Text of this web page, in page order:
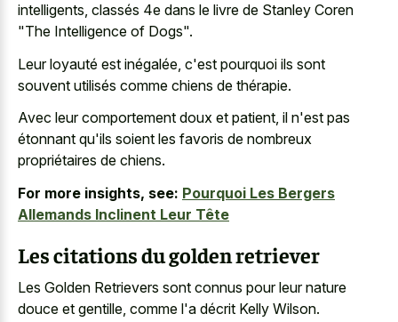
intelligents, classés 4e dans le livre de Stanley Coren
"The Intelligence of Dogs".
Leur loyauté est inégalée, c'est pourquoi ils sont
souvent utilisés comme chiens de thérapie.
Avec leur comportement doux et patient, il n'est pas
étonnant qu'ils soient les favoris de nombreux
propriétaires de chiens.
For more insights, see: Pourquoi Les Bergers
Allemands Inclinent Leur Tête
Les citations du golden retriever
Les Golden Retrievers sont connus pour leur nature
douce et gentille, comme l'a décrit Kelly Wilson.